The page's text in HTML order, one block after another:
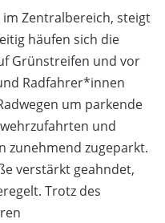
Zentralbereich, steigt
häufen sich die
Grünstreifen und vor
Radfahrer*innen
um parkende
und
zunehmend zugeparkt.
verstärkt geahndet,
Trotz des